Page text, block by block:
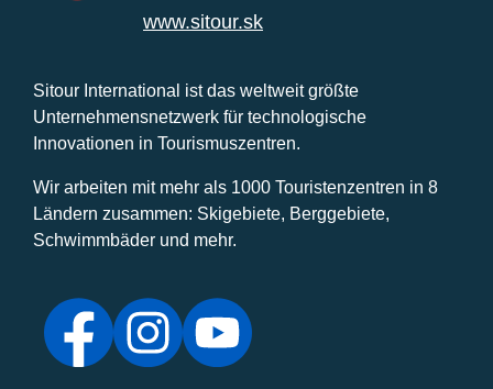
www.sitour.sk
Sitour International ist das weltweit größte
Unternehmensnetzwerk für technologische
Innovationen in Tourismuszentren.
Wir arbeiten mit mehr als 1000 Touristenzentren in 8
Ländern zusammen: Skigebiete, Berggebiete,
Schwimmbäder und mehr.